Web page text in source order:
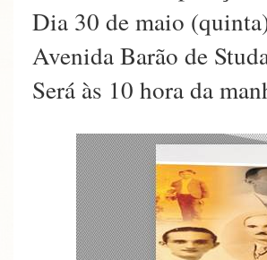
Dia 30 de maio
Avenida Barão de
Será às 10 hora da